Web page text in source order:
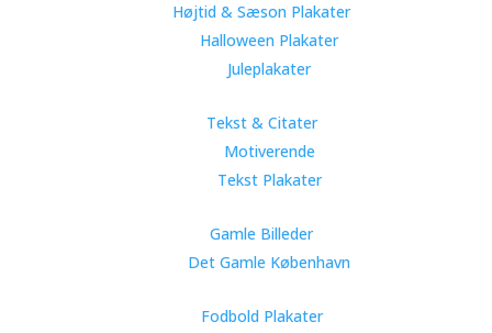
Højtid & Sæson Plakater
Halloween Plakater
Juleplakater
Tekst & Citater
Motiverende
Tekst Plakater
Gamle Billeder
Det Gamle København
Fodbold Plakater